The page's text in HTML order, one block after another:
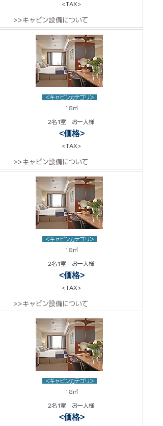
<TAX>
>>キャビン設備について
<キャビンカテゴリ>
18㎡
2名1室 お一人様
<価格>
<TAX>
>>キャビン設備について
<キャビンカテゴリ>
18㎡
2名1室 お一人様
<価格>
<TAX>
>>キャビン設備について
<キャビンカテゴリ>
18㎡
2名1室 お一人様
<価格>